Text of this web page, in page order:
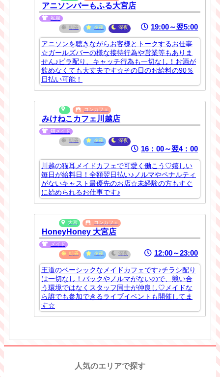
アニソンバーもふる大宮店
私服
朝昼
夕夜 深夜 19:00～翌5:00
アニソンを聴きながらお客様とトークするお仕事
☆ガールズバーの様な接待行為や営業等もありま
せん♪ビラ配り、キャッチ行為も一切なし！お酒が
飲めなくても大丈夫です☆その日のお給料の90％
日払い可能！
コンカフェ
みけねこカフェ川越店
猫メイド
朝昼
夕夜 深夜
16：00～翌4：00
川越の猫耳メイドカフェで可愛く働こう♡嬉しい
毎日が給料日！全額翌日払い♪ノルマやペナルティ
がないキャスト最優先のお店☆未経験の方もすぐ
に始められるお仕事です♪
大宮 コンカフェ
HoneyHoney 大宮店
メイド
朝昼
夕夜 深夜 12:00～23:00
王道のベーシックなメイドカフェです♪チラシ配り
は一切なし！バックやノルマがないので、競い合
う環境ではなくスタッフ同士が仲良し♡メイドな
ら誰でも参加できるライブイベントも開催してま
す☆
人気のエリアで探す